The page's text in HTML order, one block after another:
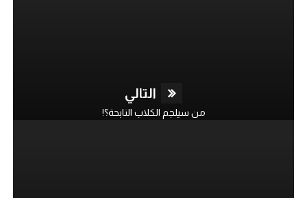
التالي
من سيلجم الكلاب النابحة؟!